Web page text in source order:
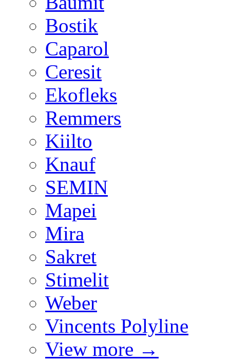
Bostik
Caparol
Ceresit
Ekofleks
Remmers
Kiilto
Knauf
SEMIN
Mapei
Mira
Sakret
Stimelit
Weber
Vincents Polyline
View more →